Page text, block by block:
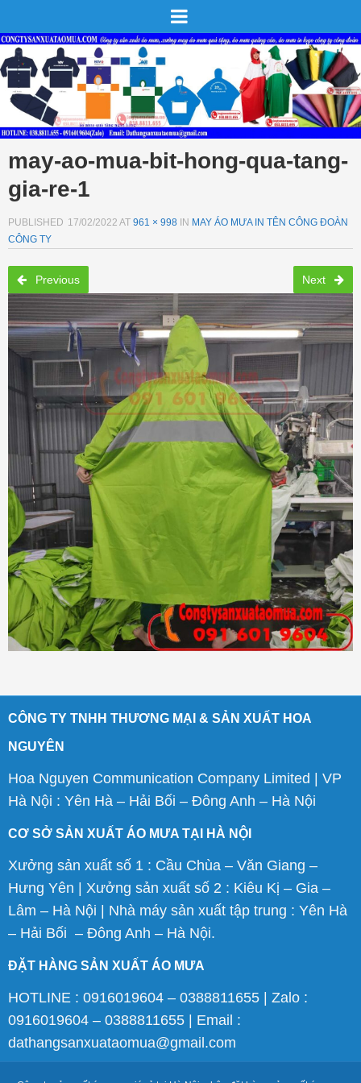
may-ao-mua-bit-hong-qua-tang-
gia-re-1
PUBLISHED 17/02/2022 AT 961 × 998 IN MAY ÁO MƯA IN TÊN CÔNG ĐOÀN
CÔNG TY
Previous Next
CÔNG TY TNHH THƯƠNG MẠI & SẢN XUẤT HOA
NGUYÊN
Hoa Nguyen Communication Company Limited | VP
Hà Nội : Yên Hà – Hải Bối – Đông Anh – Hà Nội
CƠ SỞ SẢN XUẤT ÁO MƯA TẠI HÀ NỘI
Xưởng sản xuất số 1 : Cầu Chùa – Văn Giang –
Hưng Yên | Xưởng sản xuất số 2 : Kiêu Kị – Gia –
Lâm – Hà Nội | Nhà máy sản xuất tập trung : Yên Hà
– Hải Bối – Đông Anh – Hà Nội.
ĐẶT HÀNG SẢN XUẤT ÁO MƯA
HOTLINE : 0916019604 – 0388811655 | Zalo :
0916019604 – 0388811655 | Email :
dathangsanxuataomua@gmail.com